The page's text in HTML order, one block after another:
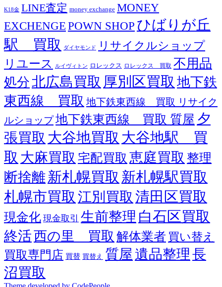
K18金 LINE査定 money exchange MONEY
EXCHENGEPOWN SHOP ひばりが丘
駅 買取
ダイヤモンド リサイクルショップ
リユース ルイヴィトン ロレックス ロレックス 買取 不用品
処分北広島買取 厚別区買取 地下鉄
東西線 買取 地下鉄東西線 買取 リサイク
ルショップ地下鉄東西線 買取 質屋 夕
張買取 大谷地買取 大谷地駅 買
取 大麻買取 宅配買取 恵庭買取 整理
断捨離新札幌買取 新札幌駅買取
札幌市買取 江別買取 清田区買取
現金化 現金取引 生前整理 白石区買取
終活西の里 買取 解体業者 買い替え
買取専門店 買替 買替え 質屋 遺品整理長
沼買取